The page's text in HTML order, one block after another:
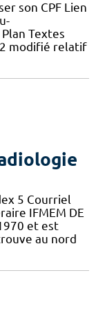
son CPF Lien
Textes
modifié relatif
5 Courriel
IFMEM DE
et est
au nord